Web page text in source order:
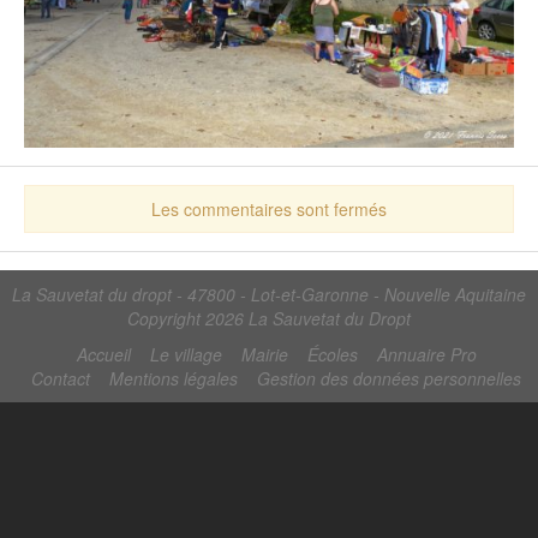
Les commentaires sont fermés
La Sauvetat du dropt - 47800 - Lot-et-Garonne - Nouvelle Aquitaine
Copyright 2026 La Sauvetat du Dropt
Accueil
Le village Mairie Écoles
Annuaire Pro
Contact
Mentions légales Gestion des données personnelles